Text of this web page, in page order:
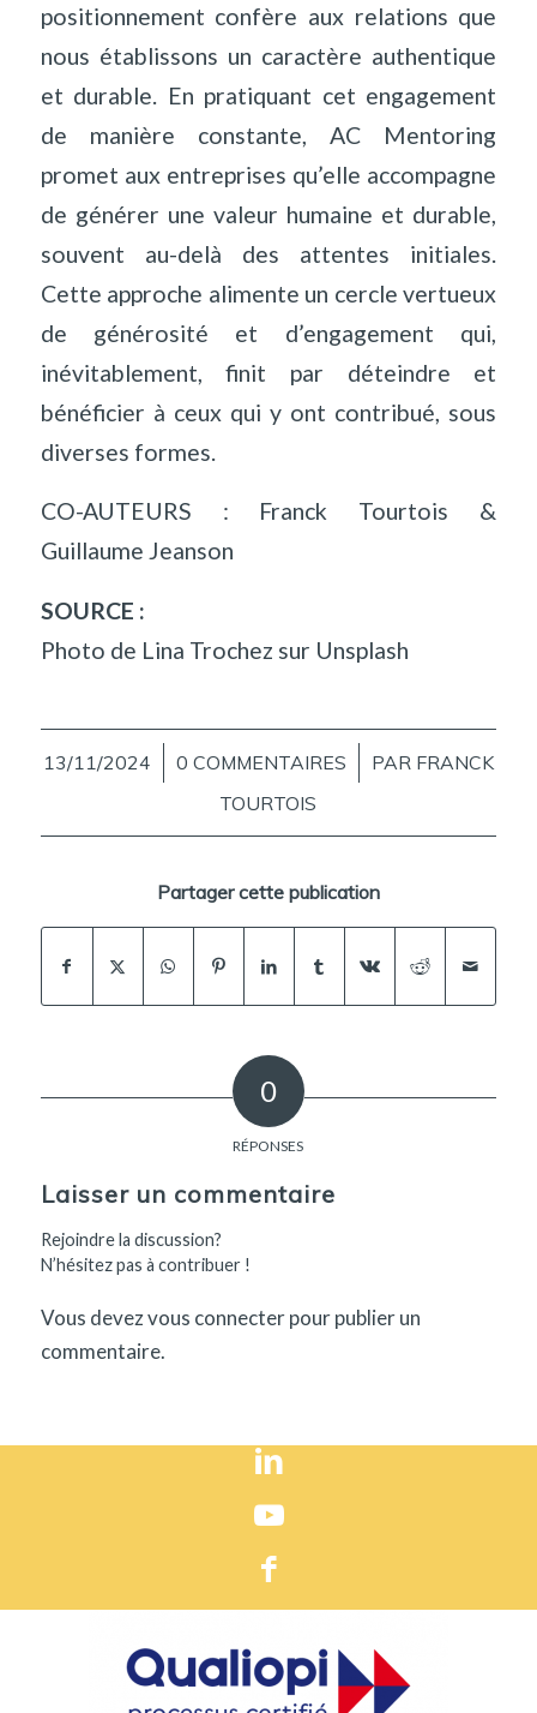
positionnement confère aux relations que
nous établissons un caractère authentique
et durable. En pratiquant cet engagement
de manière constante, AC Mentoring
promet aux entreprises qu’elle accompagne
de générer une valeur humaine et durable,
souvent au-delà des attentes initiales.
Cette approche alimente un cercle vertueux
de générosité et d’engagement qui,
inévitablement, finit par déteindre et
bénéficier à ceux qui y ont contribué, sous
diverses formes.
CO-AUTEURS : Franck Tourtois &
Guillaume Jeanson
SOURCE :
Photo de Lina Trochez sur Unsplash
13/11/2024
/ 0 COMMENTAIRES
/ PAR FRANCK
TOURTOIS
Partager cette publication
0
RÉPONSES
Laisser un commentaire
Rejoindre la discussion?
N’hésitez pas à contribuer !
Vous devezvous connecterpour publier un
commentaire.